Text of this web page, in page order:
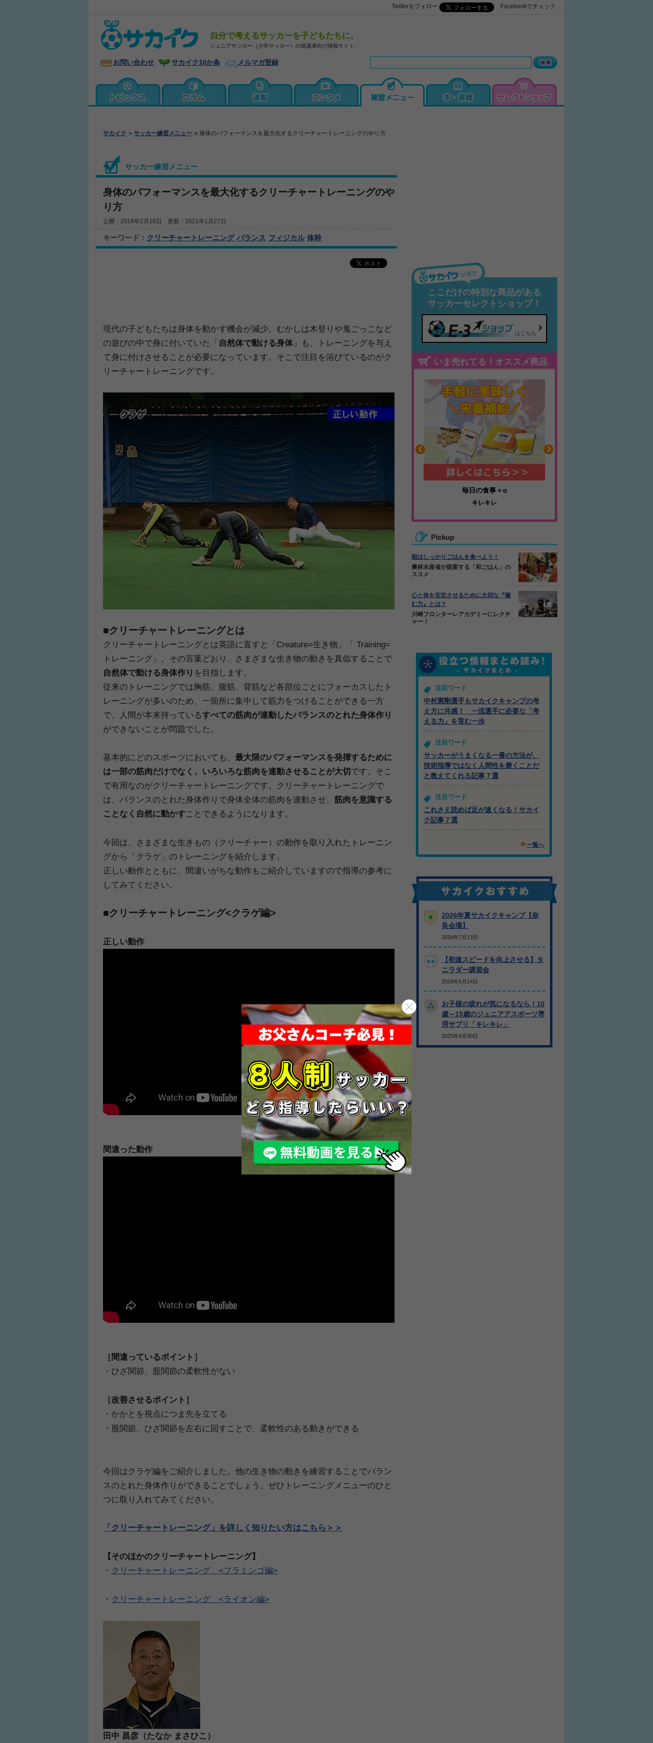
Twitterをフォロー Facebookでチェック
自分で考えるサッカーを子どもたちに。
ジュニアサッカー（少年サッカー）の保護者向け情報サイト。
お問い合わせ サカイク10か条 メルマガ登録
サカイク サッカー練習メニュー 身体のパフォーマンスを最大化するクリーチャートレーニングのやり方
サッカー練習メニュー
身体のパフォーマンスを最大化するクリーチャートレーニングのや
り方
公開：2016年2月16日 更新：2021年1月27日
キーワード： クリーチャートレーニング バランス フィジカル 体幹
現代の子どもたちは身体を動かす機会が減少。むかしは木登りや鬼ごっこなど
の遊びの中で身に付いていた「 自然体で動ける身体 」も、トレーニングを与え
て身に付けさせることが必要になっています。そこで注目を浴びているのがク
リーチャートレーニングです。
■クリーチャートレーニングとは
クリーチャートレーニングとは英語に直すと「Creature=生き物」「 Training=
トレーニング」。その言葉どおり、さまざまな生き物の動きを真似することで
自然体で動ける身体作り を目指します。
従来のトレーニングでは胸筋、腹筋、背筋など各部位ごとにフォーカスしたト
レーニングが多いのため、一箇所に集中して筋力をつけることができる一方
で、人間が本来持っているすべての筋肉が連動したバランスのとれた身体作り
ができないことが問題でした。
基本的にどのスポーツにおいても、 最大限のパフォーマンスを発揮するために
は一部の筋肉だけでなく、いろいろな筋肉を連動させることが大切 です。そこ
で有用なのがクリーチャートレーニングです。クリーチャートレーニングで
は、バランスのとれた身体作りで身体全体の筋肉を連動させ、 筋肉を意識する
ことなく自然に動かすことできるようになります。
今回は、さまざまな生きもの（クリーチャー）の動作を取り入れたトレーニン
グから「クラゲ」のトレーニングを紹介します。
正しい動作とともに、間違いがちな動作もご紹介していますので指導の参考に
してみてください。
■クリーチャートレーニング<クラゲ編>
正しい動作
間違った動作
［間違っているポイント］
・ひざ関節、股関節の柔軟性がない
［改善させるポイント］
・かかとを視点につま先を立てる
・股関節、ひざ関節を左右に回すことで、柔軟性のある動きができる
今回はクラゲ編をご紹介しました。他の生き物の動きを練習することでバラン
スのとれた身体作りができることでしょう。ぜひトレーニングメニューのひと
つに取り入れてみてください。
「クリーチャートレーニング」を詳しく知りたい方はこちら＞＞
【そのほかのクリーチャートレーニング】
・ クリーチャートレーニング <フラミンゴ編>
・ クリーチャートレーニング <ライオン編>
田中 昌彦（たなか まさひこ）
が運営
ここだけの特別な商品がある
サッカーセレクトショップ！
はこちら
いま売れてる！オススメ商品
わかりやすい質問に沿って書ける
サカイクサッカーノート キレキレ
耐久性抜群のミニゴール
アルファゴール
Pickup
朝はしっかりごはんを食べよう！
農林水産省が提案する「和ごはん」の
ススメ
心と体を安定させるために大切な『噛
む力』とは？
川崎フロンターレアカデミーにレクチ
ャー！
注目ワード
中村憲剛選手もサカイクキャンプの考
え方に共感！ 一流選手に必要な「考
える力」を育む一歩
注目ワード
サッカーがうまくなる一番の方法が、
技術指導ではなく人間性を磨くことだ
と教えてくれる記事７選
注目ワード
これさえ読めば足が速くなる！サカイ
ク記事７選
一覧へ
2026年夏サカイクキャンプ【奈
良会場】
2026年7月13日
【初速スピードを向上させる】タ
ニラダー講習会
2026年5月14日
お子様の疲れが気になるなら！10
歳～15歳のジュニアアスポーツ専
用サプリ「キレキレ」
2025年4月30日